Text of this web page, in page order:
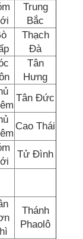
Trung
Bắc
Thạch
Đà
Tân
Hưng
Tân Đức
Cao Thái
Tử Đình
Thánh
Phaolô